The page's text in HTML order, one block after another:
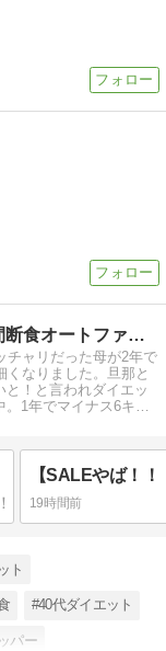
アラフォーボブ子の16時間断食オートファジーダイエット
チャリだった母が2年で
くなりました。旦那と
！と言われダイエッ
。1年でマイナス6キロ
19時間前
ト
#40代ダイエット
パー